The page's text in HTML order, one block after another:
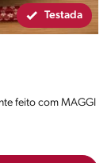
Testada
feito com MAGGI